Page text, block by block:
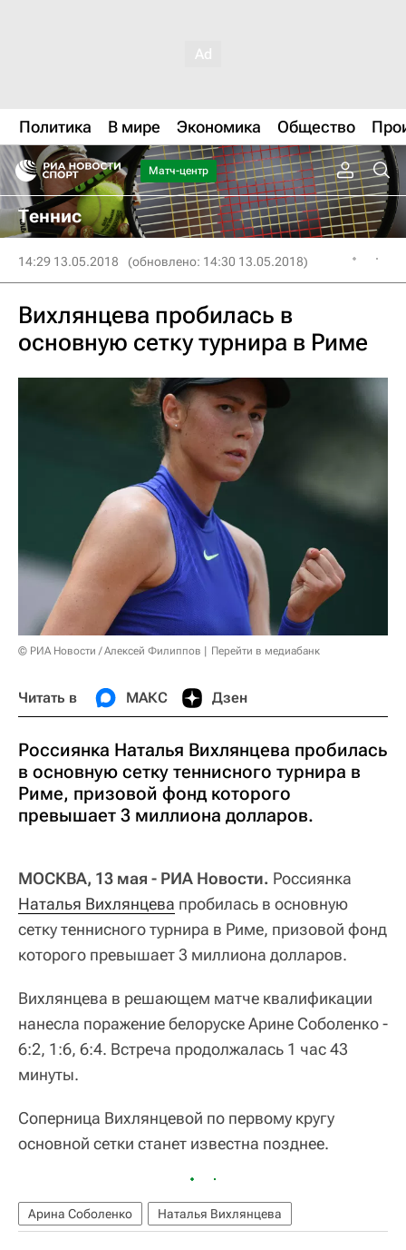
Политика В мире Экономика Общество
Матч-центр
Теннис
14:29 13.05.2018 (обновлено: 14:30 13.05.2018)
Вихлянцева пробилась в
основную сетку турнира в Риме
© РИА Новости / Алексей Филиппов Перейти в медиабанк
Читать в МАКС Дзен
Россиянка Наталья Вихлянцева пробилась
в основную сетку теннисного турнира в
Риме, призовой фонд которого
превышает 3 миллиона долларов.
МОСКВА, 13 мая - РИА Новости. Россиянка
Наталья Вихлянцева пробилась в основную
сетку теннисного турнира в Риме, призовой фонд
которого превышает 3 миллиона долларов.
Вихлянцева в решающем матче квалификации
нанесла поражение белоруске Арине Соболенко -
6:2, 1:6, 6:4. Встреча продолжалась 1 час 43
минуты.
Соперница Вихлянцевой по первому кругу
основной сетки станет известна позднее.
Арина Соболенко Наталья Вихлянцева